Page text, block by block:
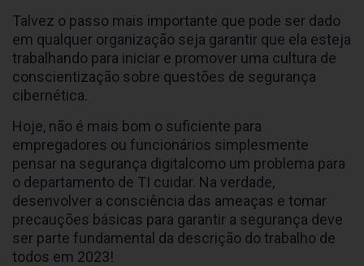
Talvez o passo mais importante que pode ser dado
em qualquer organização seja garantir que ela esteja
trabalhando para iniciar e promover uma cultura de
conscientização sobre questões de segurança
cibernética.
Hoje, não é mais bom o suficiente para
empregadores ou funcionários simplesmente
pensar na segurança digitalcomo um problema para
o departamento de TI cuidar. Na verdade,
desenvolver a consciência das ameaças e tomar
precauções básicas para garantir a segurança deve
ser parte fundamental da descrição do trabalho de
todos em 2023!